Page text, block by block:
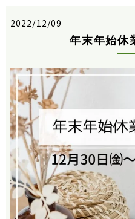
2022/12/09
年末年始休